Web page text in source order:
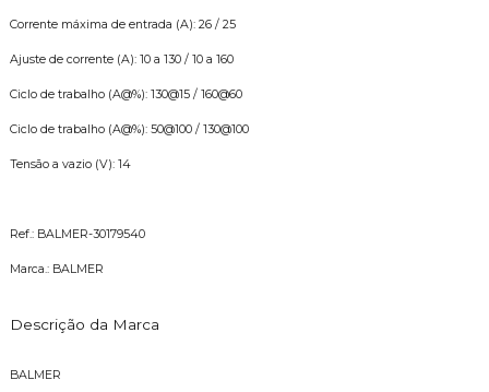
Corrente máxima de entrada (A): 26 / 25
Ajuste de corrente (A): 10 a 130 / 10 a 160
Ciclo de trabalho (A@%): 130@15 / 160@60
Ciclo de trabalho (A@%): 50@100 / 130@100
Tensão a vazio (V): 14
Ref.: BALMER-30179540
Marca.: BALMER
Descrição da Marca
BALMER